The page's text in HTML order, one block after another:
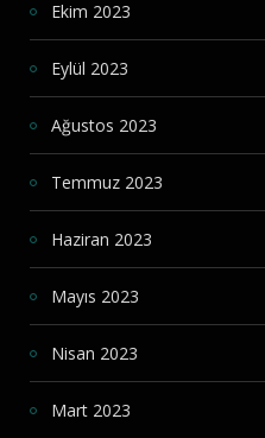
Ekim 2023
Eylül 2023
Ağustos 2023
Temmuz 2023
Haziran 2023
Mayıs 2023
Nisan 2023
Mart 2023